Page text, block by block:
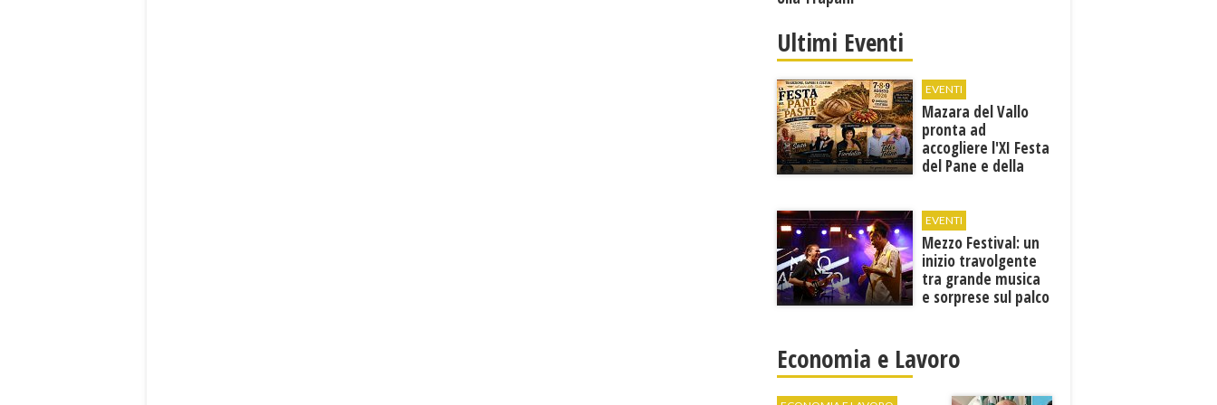
Ultimi Eventi
EVENTI
Mazara del Vallo
pronta ad
accogliere l'XI Festa
del Pane e della
EVENTI
Mezzo Festival: un
inizio travolgente
tra grande musica
e sorprese sul palco
Economia e Lavoro